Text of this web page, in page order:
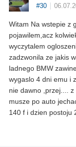
#30
Witam Na wstepie z
pojawilem,acz
wyczytalem
zadzwonila ze jakis
ladnego BMW
wygaslo 4 dni emu i
nie dawno ,przej....
musze po auto
140 f i dzien postoju